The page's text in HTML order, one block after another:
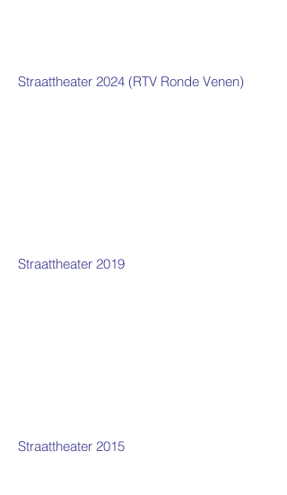
Straattheater 2024 (RTV Ronde Venen)
Straattheater 2019
Straattheater 2015